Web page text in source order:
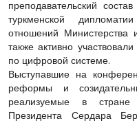
преподавательский
туркменской
отношений Министерства
также активно
по цифровой системе.
Выступавшие на
реформы и
реализуемые в стране
Президента Сердара